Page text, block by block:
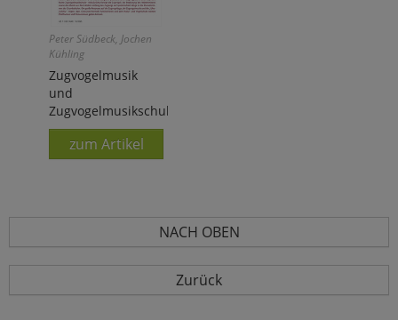
Peter Südbeck, Jochen
Kühling
Zugvogelmusik
und
Zugvogelmusikschule
zum Artikel
NACH OBEN
Zurück